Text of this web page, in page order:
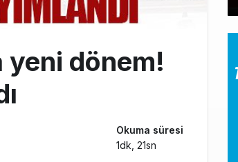
yeni dönem!
Okuma süresi
1dk, 21sn